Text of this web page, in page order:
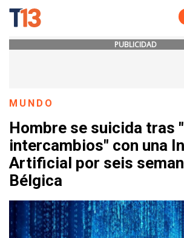
PUBLICIDAD
MUNDO
Hombre se suicida tras
intercambios" con una
Artificial por seis
Bélgica